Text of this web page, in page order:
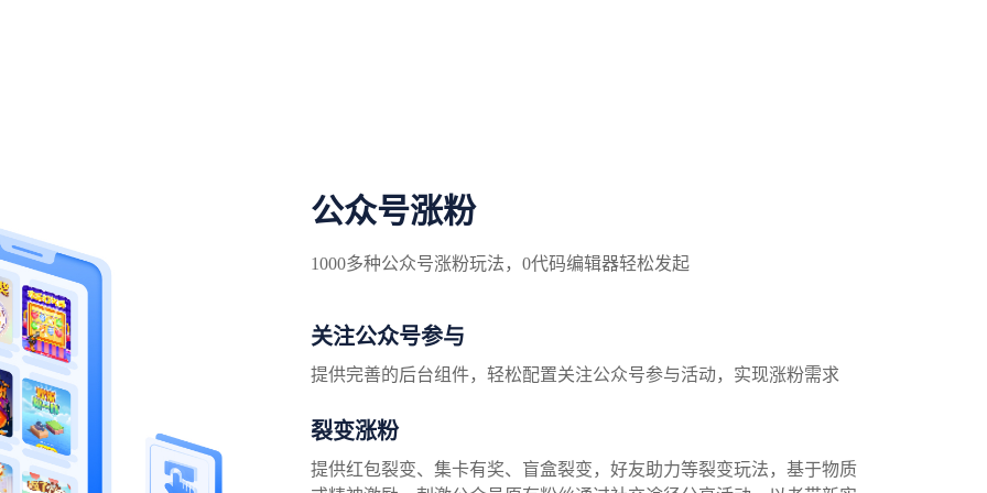
公众号涨粉
1000多种公众号涨粉玩法，0代码编辑器轻松发起
关注公众号参与
提供完善的后台组件，轻松配置关注公众号参与活动，实现涨粉需求
裂变涨粉
提供红包裂变、集卡有奖、盲盒裂变，好友助力等裂变玩法，基于物质